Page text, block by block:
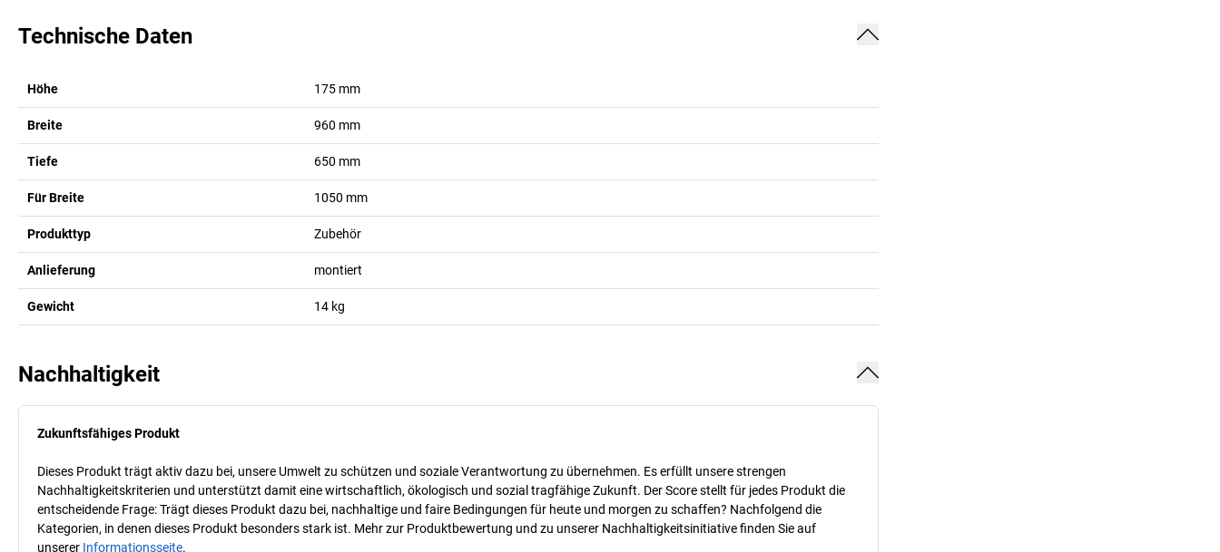
Technische Daten
Höhe 175 mm
Breite 960 mm
Tiefe 650 mm
Für Breite 1050 mm
Produkttyp Zubehör
Anlieferung montiert
Gewicht 14 kg
Nachhaltigkeit
Zukunftsfähiges Produkt
Dieses Produkt trägt aktiv dazu bei, unsere Umwelt zu schützen und soziale Verantwortung zu übernehmen. Es erfüllt unsere strengen
Nachhaltigkeitskriterien und unterstützt damit eine wirtschaftlich, ökologisch und sozial tragfähige Zukunft. Der Score stellt für jedes Produkt die
entscheidende Frage: Trägt dieses Produkt dazu bei, nachhaltige und faire Bedingungen für heute und morgen zu schaffen? Nachfolgend die
Kategorien, in denen dieses Produkt besonders stark ist. Mehr zur Produktbewertung und zu unserer Nachhaltigkeitsinitiative finden Sie auf
unserer Informationsseite.